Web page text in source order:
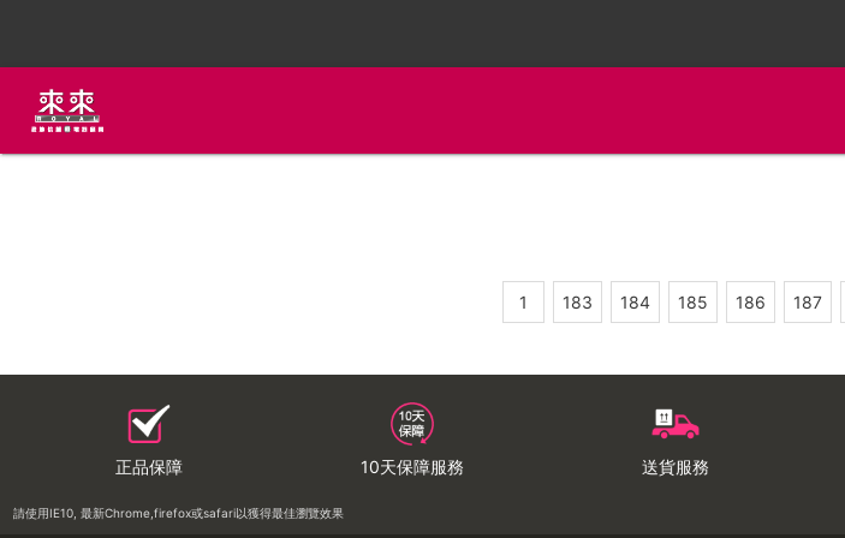
1 183 184 185 186 187
正品保障 10天保障服務 送貨服務
請使用IE10, 最新Chrome,firefox或safari以獲得最佳瀏覽效果